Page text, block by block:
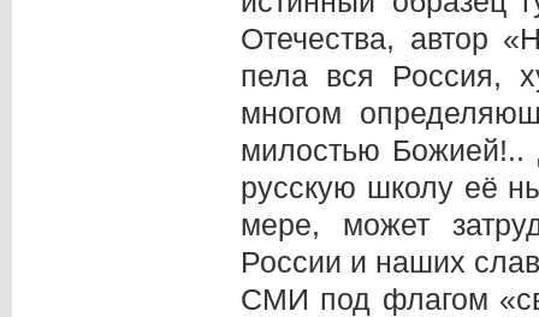
Отечества, автор
пела вся Россия,
многом
милостью
русскую школу её
мере, может
России и наших
СМИ под флагом